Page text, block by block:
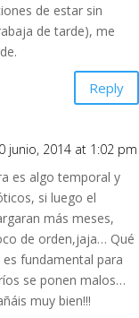
de estar sin
de tarde), me
Reply
junio, 2014 at 1:02 pm
es algo temporal y
si luego el
más meses,
de orden,jaja… Qué
fundamental para
se ponen malos…
muy bien!!!